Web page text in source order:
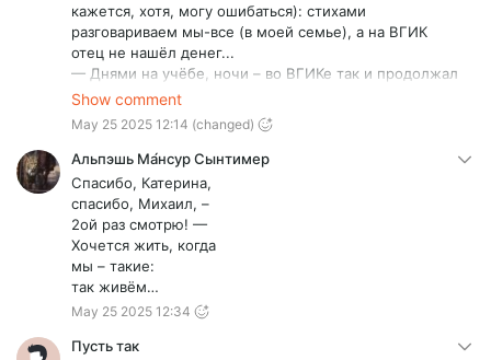
кажется, хотя, могу ошибаться): стихами
разговариваем мы-все (в моей семье), а на ВГИК
отец не нашёл денег...
— Днями на учёбе, ночи – во ВГИКе так и продолжал
работать…
— Да, уже работал, попутно, нарабатывая
мастерство фото-художника (ну, и – деньги),
устроившись работать в фото-студии.
— В кон. IIIго курса такой жизни загремел в
реанимацию с остановкой сердца.
Тут отец:
„Чёрт – с тобой! иди на операторский.” - …сын к тому
времени заматерел и поступил в… ГИТР, что «… во
ВГИКе крепостное право никто и не отменял …» -
погиб 22 сент. 2022 г. – в… 20 км от границы, уже на
территории Казаkстана...
Понятно, что мы-все – талантливые: он, до кучи, был
Show comment
May 25 2025 12:14 (changed)
Альпэшь Ма́нсур Сынтимер
Спасибо, Катерина,
спасибо, Михаил, –
2ой раз смотрю! —
Хочется жить, когда
мы – такие:
так живём…
May 25 2025 12:34
Пусть так